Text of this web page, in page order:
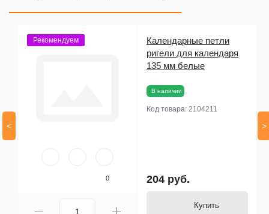
<
Рекомендуем
0
Календарные петли
ригели для календаря
135 мм белые
В наличии
Код товара: 2104211
204 руб.
Купить
>